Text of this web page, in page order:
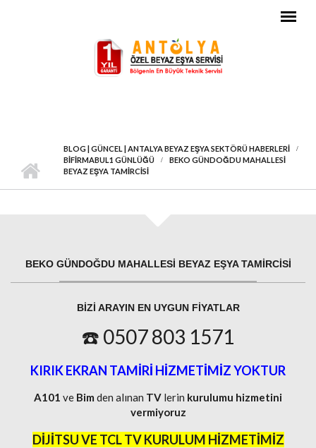
BLOG | GÜNCEL | ANTALYA BEYAZ EŞYA SEKTÖRÜ HABERLERI
BIFIRMABUL1 GÜNLÜĞÜ
BEKO GÜNDOĞDU MAHALLESI
BEYAZ EŞYA TAMIRCISI
BEKO GÜNDOĞDU MAHALLESI BEYAZ EŞYA TAMIRCISI
BIZI ARAYIN EN UYGUN FIYATLAR
☎️ 0507 803 1571
KIRIK EKRAN TAMİRİ HİZMETİMİZ YOKTUR
A101 ve Bim den alınan TV lerin kurulumu hizmetini
vermiyoruz
DİJİTSU VE TCL TV KURULUM HİZMETİMİZ